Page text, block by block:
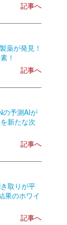
記事へ
薬が発見！
！
記事へ
の予測AIが
新たな次
記事へ
取りが平
果のホワイ
記事へ